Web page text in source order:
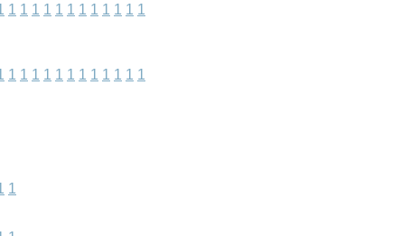
1 1 1 1 1 1 1 1 1 1 1 1
1 1 1 1 1 1 1 1 1 1 1 1
1